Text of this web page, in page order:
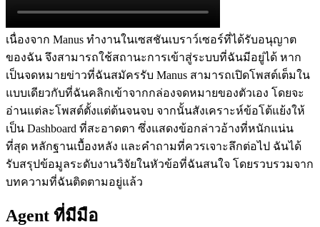
เนื่องจาก Manus ทำงานในเซสชันเบราว์เซอร์ที่ได้รับอนุญาต
ของฉัน จึงสามารถใช้สถานะการเข้าสู่ระบบที่ฉันมีอยู่ได้ หาก
เป็นจดหมายข่าวที่ฉันสมัครรับ Manus สามารถเปิดโพสต์เต็มใน
แบบเดียวกับที่ฉันคลิกเข้าจากกล่องจดหมายของตัวเอง โดยจะ
อ่านแต่ละโพสต์ตั้งแต่ต้นจนจบ จากนั้นสังเคราะห์ข้อโต้แย้งให้
เป็น Dashboard ที่สะอาดตา ซึ่งแสดงข้อกล่าวอ้างที่หนักแน่น
ที่สุด หลักฐานเบื้องหลัง และคำถามที่ควรเจาะลึกต่อไป ฉันได้
รับสรุปข้อมูลระดับงานวิจัยในหัวข้อที่ฉันสนใจ โดยรวบรวมจาก
บทความที่ฉันติดตามอยู่แล้ว
Agent ที่มีมือ